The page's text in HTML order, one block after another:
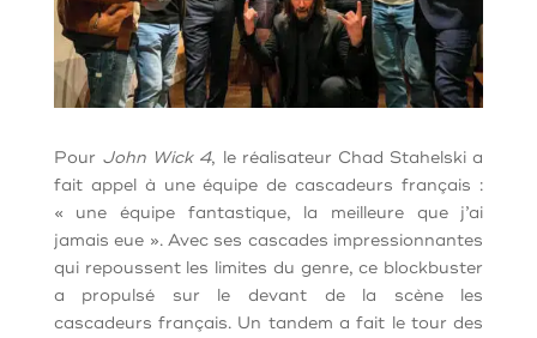
Pour John Wick 4, le réalisateur Chad Stahelski a
fait appel à une équipe de cascadeurs français :
« une équipe fantastique, la meilleure que j’ai
jamais eue ». Avec ses cascades impressionnantes
qui repoussent les limites du genre, ce blockbuster
a propulsé sur le devant de la scène les
cascadeurs français. Un tandem a fait le tour des